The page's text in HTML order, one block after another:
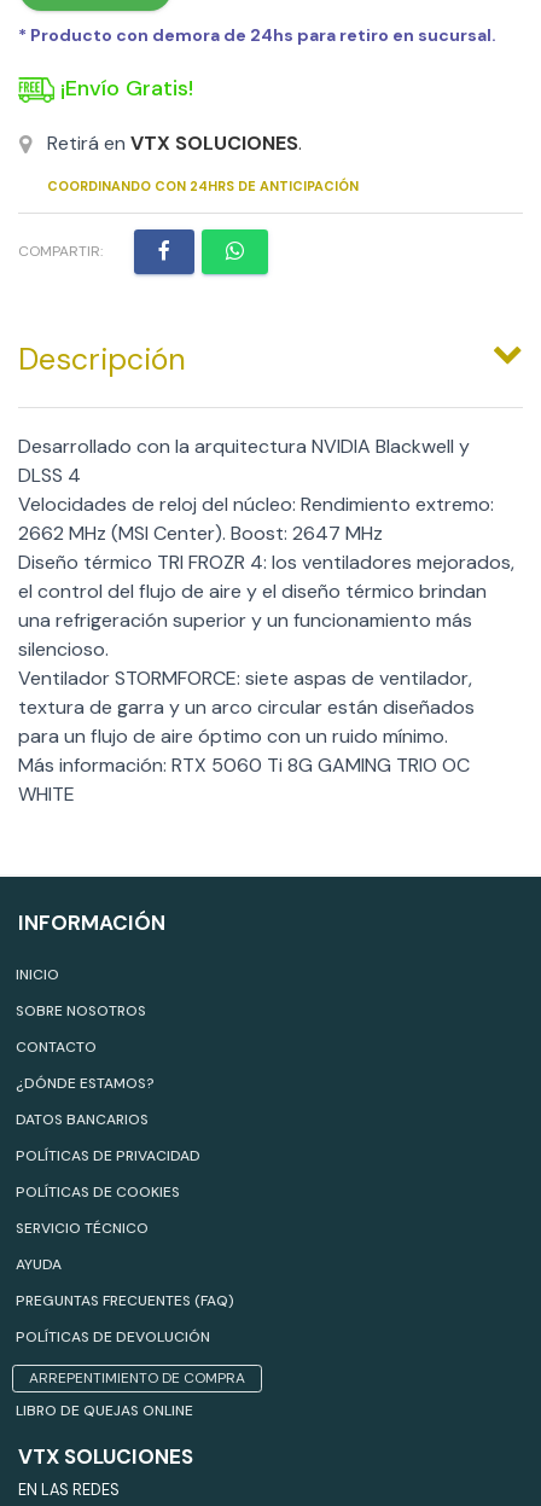
* Producto con demora de 24hs para retiro en sucursal.
¡Envío Gratis!
Retirá en VTX SOLUCIONES.
COORDINANDO CON 24HRS DE ANTICIPACIÓN
COMPARTIR:
Descripción
Desarrollado con la arquitectura NVIDIA Blackwell y
DLSS 4
Velocidades de reloj del núcleo: Rendimiento extremo:
2662 MHz (MSI Center). Boost: 2647 MHz
Diseño térmico TRI FROZR 4: los ventiladores mejorados,
el control del flujo de aire y el diseño térmico brindan
una refrigeración superior y un funcionamiento más
silencioso.
Ventilador STORMFORCE: siete aspas de ventilador,
textura de garra y un arco circular están diseñados
para un flujo de aire óptimo con un ruido mínimo.
Más información: RTX 5060 Ti 8G GAMING TRIO OC
WHITE
INFORMACIÓN
INICIO
SOBRE NOSOTROS
CONTACTO
¿DÓNDE ESTAMOS?
DATOS BANCARIOS
POLÍTICAS DE PRIVACIDAD
POLÍTICAS DE COOKIES
SERVICIO TÉCNICO
AYUDA
PREGUNTAS FRECUENTES (FAQ)
POLÍTICAS DE DEVOLUCIÓN
ARREPENTIMIENTO DE COMPRA
LIBRO DE QUEJAS ONLINE
VTX SOLUCIONES
EN LAS REDES